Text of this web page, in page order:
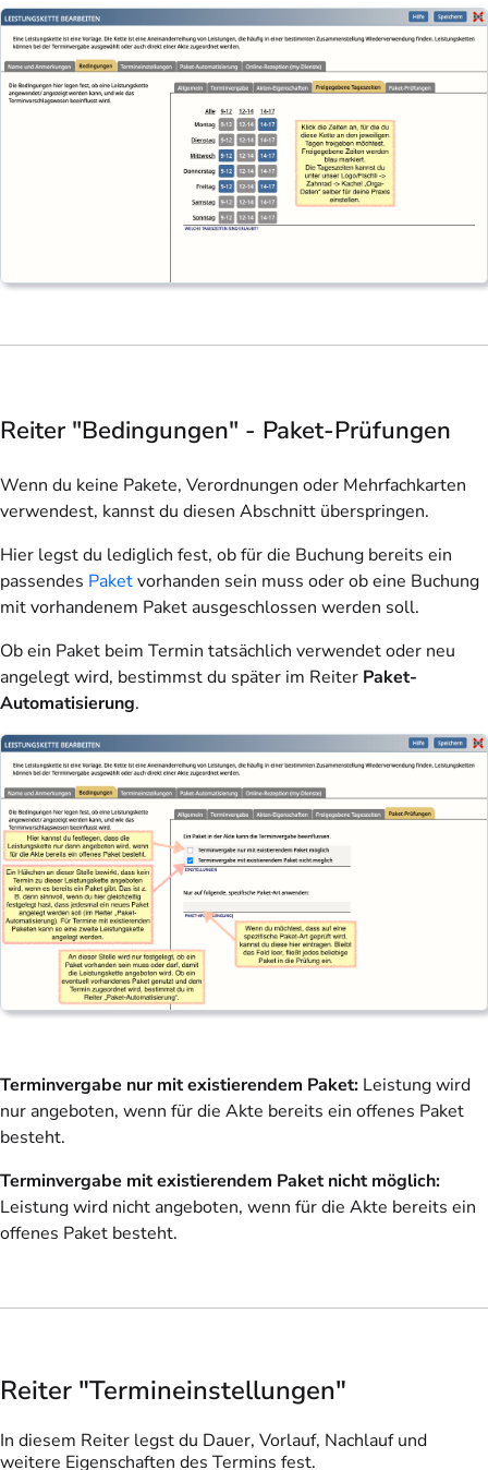
Reiter "Bedingungen" - Paket-Prüfungen
Wenn du keine Pakete, Verordnungen oder Mehrfachkarten
verwendest, kannst du diesen Abschnitt überspringen.
Hier legst du lediglich fest, ob für die Buchung bereits ein
passendes Paketvorhanden sein muss oder ob eine Buchung
mit vorhandenem Paket ausgeschlossen werden soll.
Ob ein Paket beim Termin tatsächlich verwendet oder neu
angelegt wird, bestimmst du später im Reiter Paket-
Automatisierung.
Terminvergabe nur mit existierendem Paket: Leistung wird
nur angeboten, wenn für die Akte bereits ein offenes Paket
besteht.
Terminvergabe mit existierendem Paket nicht möglich:
Leistung wird nicht angeboten, wenn für die Akte bereits ein
offenes Paket besteht.
Reiter "Termineinstellungen"
In diesem Reiter legst du Dauer, Vorlauf, Nachlauf und
weitere Eigenschaften des Termins fest.